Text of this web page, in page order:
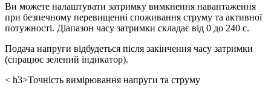
Ви можете налаштувати затримку вимкнення навантаження
при безпечному перевищенні споживання струму та активної
потужності. Діапазон часу затримки складає від 0 до 240 с.
Подача напруги відбудеться після закінчення часу затримки
(спрацює зелений індикатор).
< h3>Точність вимірювання напруги та струму